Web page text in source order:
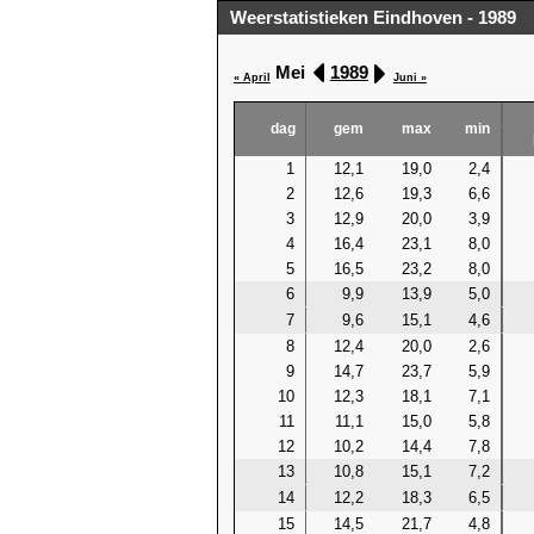
Weerstatistieken Eindhoven - 1989
« April Mei 1989 Juni »
dag gem max min
1 12,1 19,0 2,4
2
12,6 19,3 6,6
3
12,9 20,0 3,9
4
16,4 23,1 8,0
5
16,5 23,2 8,0
6
9,9 13,9 5,0
7
9,6 15,1 4,6
8
12,4 20,0 2,6
9
14,7 23,7 5,9
10
12,3 18,1 7,1
11
11,1 15,0 5,8
12
10,2 14,4 7,8
13
10,8 15,1 7,2
14
12,2 18,3 6,5
15
14,5 21,7 4,8